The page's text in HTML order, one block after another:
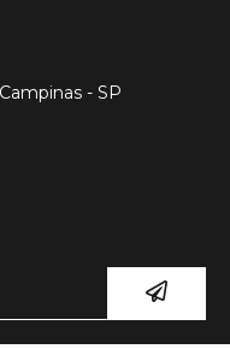
- SP